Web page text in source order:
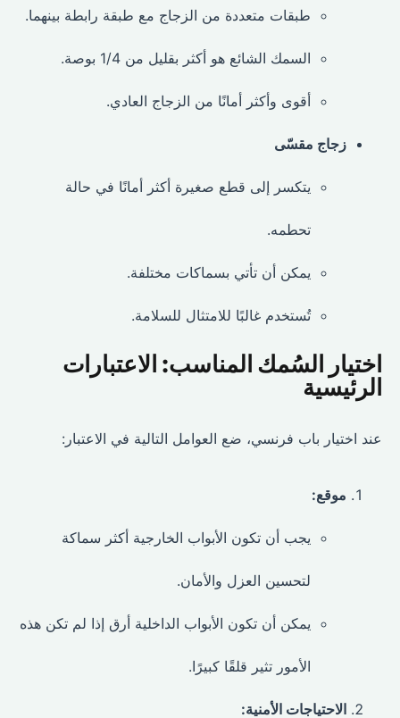
طبقات متعددة من الزجاج مع طبقة رابطة بينهما.
السمك الشائع هو أكثر بقليل من 1/4 بوصة.
أقوى وأكثر أمانًا من الزجاج العادي.
زجاج مقسّى
يتكسر إلى قطع صغيرة أكثر أمانًا في حالة
تحطمه.
يمكن أن تأتي بسماكات مختلفة.
تُستخدم غالبًا للامتثال للسلامة.
اختيار السُمك المناسب: الاعتبارات
الرئيسية
عند اختيار باب فرنسي، ضع العوامل التالية في الاعتبار:
موقع:
يجب أن تكون الأبواب الخارجية أكثر سماكة
لتحسين العزل والأمان.
يمكن أن تكون الأبواب الداخلية أرق إذا لم تكن هذه
الأمور تثير قلقًا كبيرًا.
الاحتياجات الأمنية: